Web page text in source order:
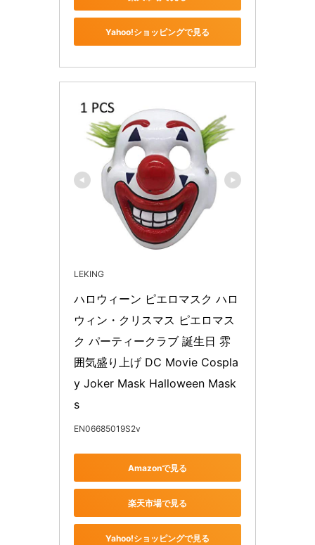
Yahoo!ショッピングで見る
LEKING
ハロウィーン ピエロマスク ハロ
ウィン・クリスマス ピエロマス
ク パーティークラブ 誕生日 雰
囲気盛り上げ DC Movie Cospla
y Joker Mask Halloween Mask
s
EN06685019S2v
Amazonで見る
楽天市場で見る
Yahoo!ショッピングで見る